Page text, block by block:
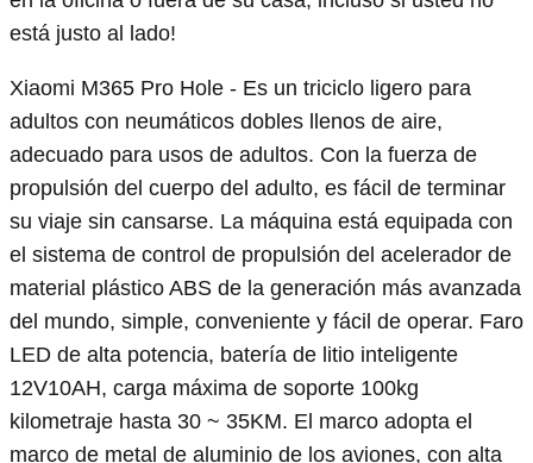
está justo al lado!
Xiaomi M365 Pro Hole - Es un triciclo ligero para
adultos con neumáticos dobles llenos de aire,
adecuado para usos de adultos. Con la fuerza de
propulsión del cuerpo del adulto, es fácil de terminar
su viaje sin cansarse. La máquina está equipada con
el sistema de control de propulsión del acelerador de
material plástico ABS de la generación más avanzada
del mundo, simple, conveniente y fácil de operar. Faro
LED de alta potencia, batería de litio inteligente
12V10AH, carga máxima de soporte 100kg
kilometraje hasta 30 ~ 35KM. El marco adopta el
marco de metal de aluminio de los aviones, con alta